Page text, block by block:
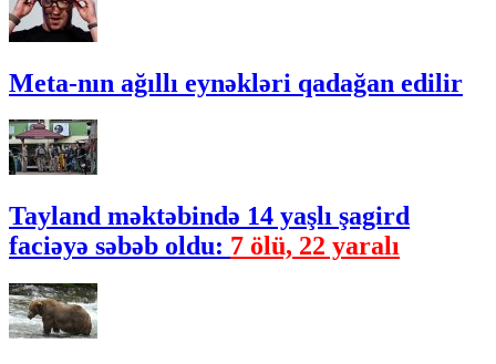
Meta-nın ağıllı eynəkləri qadağan edilir
Tayland məktəbində 14 yaşlı şagird
faciəyə səbəb oldu: 7 ölü, 22 yaralı